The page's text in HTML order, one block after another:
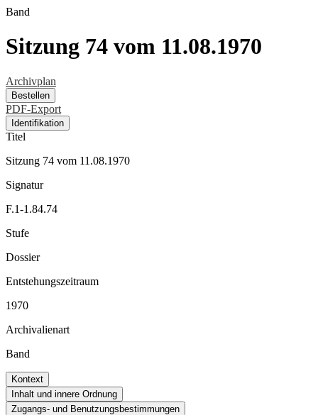
Band
Sitzung 74 vom 11.08.1970
Archivplan
Bestellen
PDF-Export
Identifikation
Titel
Sitzung 74 vom 11.08.1970
Signatur
F.1-1.84.74
Stufe
Dossier
Entstehungszeitraum
1970
Archivalienart
Band
Kontext
Inhalt und innere Ordnung
Zugangs- und Benutzungsbestimmungen